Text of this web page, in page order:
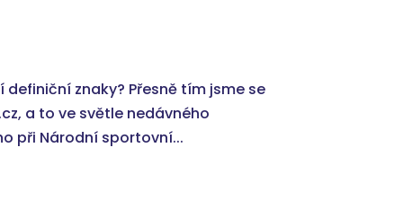
znaky? Přesně tím jsme se
a to ve světle nedávného
při Národní sportovní...